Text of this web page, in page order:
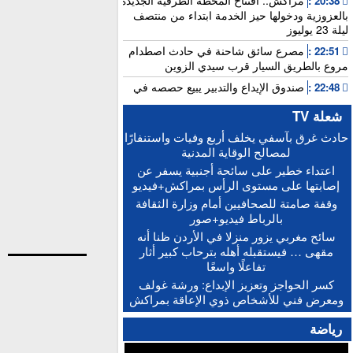
بالعزوزية ودخولها حيز الخدمة ابتداء من منتصف
ليلة 23 يوليوز
22:51 :
مصرع سائق شاحنة في حادث اصطدام
مروع بالطريق السيار قرب سيدي الزوين
22:48 :
صندوق الإيداع والتدبير يبيع حصصه في
بنك “سياش”
15:25 :
عامل بناء يلقى مصرعه إثر سقوطه من
الطابق الثاني بورش بالمدينة العتيقة لمراكش
أخنوش: الاجتماع المغربي-الفرنسي يطلق
التنفيذ العملي للشراكة الاستثنائية
15:13 :
“حصيلة إيجابية”.. فرنسا والمغرب يعززان
التعاون الأمني والاقتصادي بمعاهدات غير مسبوقة
15:06 :
الدكتورة أمل العباسي.. نموذج للأستاذة
الجامعية التي تجمع بين التميز الأكاديمي والالتزام
التربوي
12:16 :
بعد إجراء الاستدراكية.. الإعلان عن النتائج
النهائية للبكالوريا ونسبة النجاح تتجاوز 81 في المائة
شعلة TV
حادث غرق بآسفي يخلف أربع وفيات واستنفارًا
لمصالح الوقاية المدنية
اعتداء خطير على سائحة أجنبية يسفر عن
إصابتها على مستوى الرأس بمراكش+فيديو
وقفة صامتة للصحافيين أمام وزارة الثقافة
بالرباط فيديو+صور
سائح مغربي يزور منزلا في الأردن ظنا أنه
مقهى … فيستقبله أهله بترحاب كبير أثار
تفاعلًا واسعًا
كسر الحواجز وتعزيز الإبداع: ورشة غولف
ومعرض فني للأشخاص ذوي الإعاقة بمراكش
رياضة